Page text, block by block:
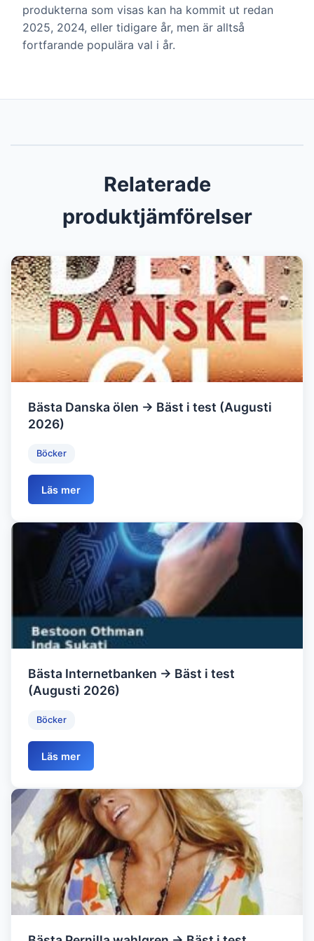
produkterna som visas kan ha kommit ut redan
2025, 2024, eller tidigare år, men är alltså
fortfarande populära val i år.
Relaterade
produktjämförelser
Bästa Danska ölen → Bäst i test (Augusti
2026)
Böcker
Läs mer
Bästa Internetbanken → Bäst i test
(Augusti 2026)
Böcker
Läs mer